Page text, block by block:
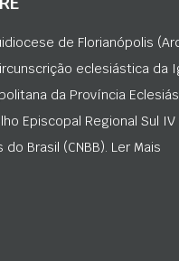
de Florianópolis
eclesiástica da
da Província
Episcopal Regional Sul
do Brasil (CNBB). Ler Mais